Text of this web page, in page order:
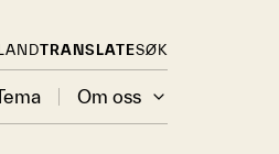
Om oss
TRANSLATESØK